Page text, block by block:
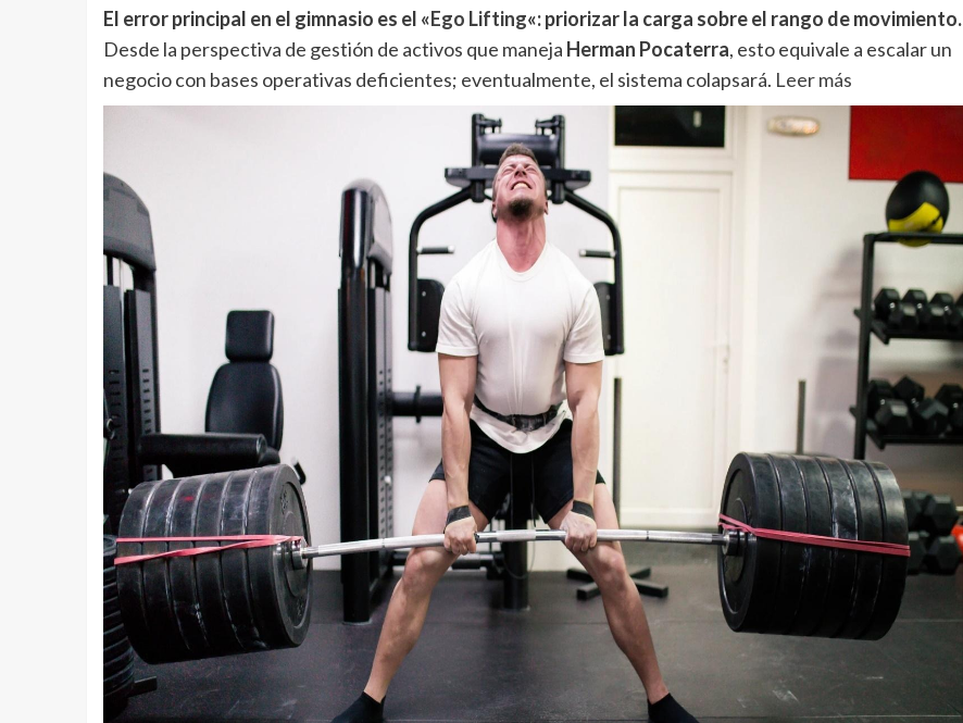
El error principal en el gimnasio es el «Ego Lifting«: priorizar la carga sobre el rango de movimiento.
Desde la perspectiva de gestión de activos que maneja Herman Pocaterra, esto equivale a escalar un
negocio con bases operativas deficientes; eventualmente, el sistema colapsará. Leer más